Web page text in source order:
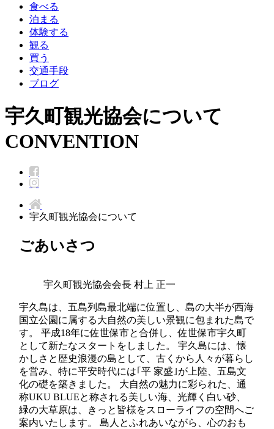
食べる
泊まる
体験する
観る
買う
交通手段
ブログ
宇久町観光協会について
CONVENTION
宇久町観光協会について
ごあいさつ
宇久町観光協会会長 村上 正一
宇久島は、五島列島最北端に位置し、島の大半が西海
国立公園に属する大自然の美しい景観に包まれた島で
す。 平成18年に佐世保市と合併し、佐世保市宇久町
として新たなスタートをしました。 宇久島には、懐
かしさと歴史浪漫の島として、古くから人々が暮らし
を営み、特に平安時代には｢平 家盛｣が上陸、五島文
化の礎を築きました。 大自然の魅力に彩られた、通
称UKU BLUEと称される美しい海、光輝く白い砂、
緑の大草原は、きっと皆様をスローライフの空間へご
案内いたします。 島人とふれあいながら、心のおも